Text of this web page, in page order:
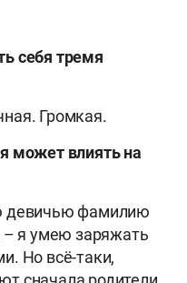
себя тремя
Громкая.
может влиять на
девичью фамилию
– я умею заряжать
Но всё-таки,